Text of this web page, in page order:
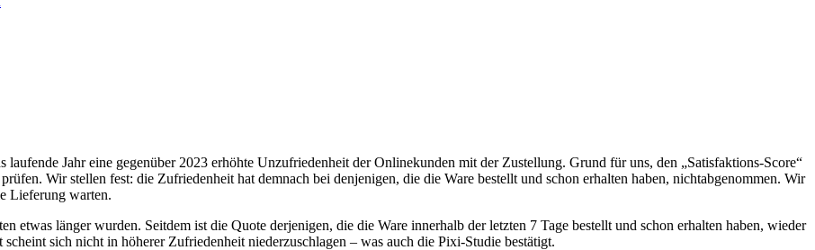
laufende Jahr eine gegenüber 2023 erhöhte Unzufriedenheit der Onlinekunden mit der Zustellung. Grund für uns, den „Satisfaktions-Score“
Wir stellen fest: die Zufriedenheit hat demnach bei denjenigen, die die Ware bestellt und schon erhalten haben, nichtabgenommen. Wir
Lieferung warten.
etwas länger wurden. Seitdem ist die Quote derjenigen, die die Ware innerhalb der letzten 7 Tage bestellt und schon erhalten haben, wieder
sich nicht in höherer Zufriedenheit niederzuschlagen – was auch die Pixi-Studie bestätigt.